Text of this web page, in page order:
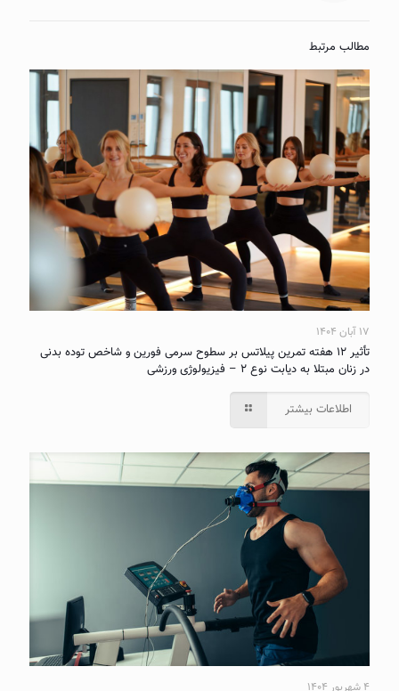
مطالب مرتبط
۱۷ آبان ۱۴۰۴
تأثیر ۱۲ هفته تمرین پیلاتس بر سطوح سرمی فورین و شاخص توده بدنی
در زنان مبتلا به دیابت نوع ۲ – فیزیولوژی ورزشی
اطلاعات بیشتر
۴ شهریور ۱۴۰۴